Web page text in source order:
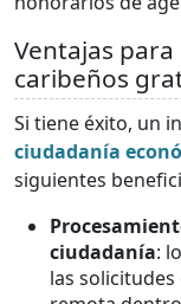
Ventajas
caribeños
Si tiene éxito, un
ciudadanía
siguientes
ciudadanía:
las